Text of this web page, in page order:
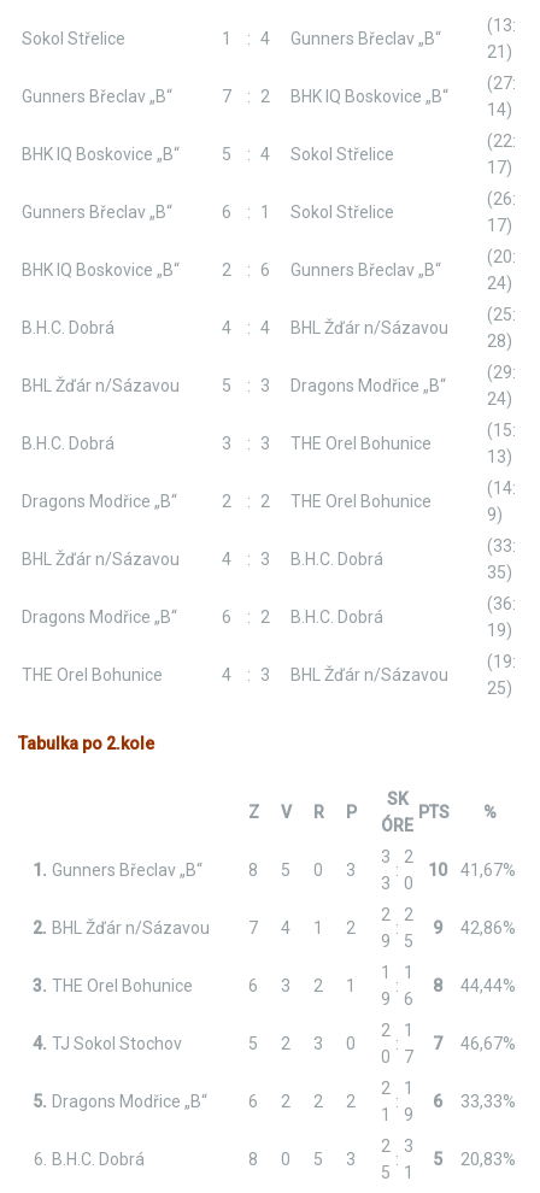
Sokol Střelice 1 : 4 Gunners Břeclav „B“
(13:
21)
Gunners Břeclav „B“ 7 : 2 BHK IQ Boskovice „B“
(27:
14)
BHK IQ Boskovice „B“ 5 : 4 Sokol Střelice
(22:
17)
Gunners Břeclav „B“ 6 : 1 Sokol Střelice
(26:
17)
BHK IQ Boskovice „B“ 2 : 6 Gunners Břeclav „B“
(20:
24)
B.H.C. Dobrá 4 : 4 BHL Žďár n/Sázavou
(25:
28)
BHL Žďár n/Sázavou 5 : 3 Dragons Modřice „B“
(29:
24)
B.H.C. Dobrá 3 : 3 THE Orel Bohunice
(15:
13)
Dragons Modřice „B“ 2 : 2 THE Orel Bohunice
(14:
9)
BHL Žďár n/Sázavou 4 : 3 B.H.C. Dobrá
(33:
35)
Dragons Modřice „B“ 6 : 2 B.H.C. Dobrá
(36:
19)
THE Orel Bohunice 4 : 3 BHL Žďár n/Sázavou
(19:
25)
Tabulka po 2.kole
Z V R P
SK
ÓRE
PTS %
1. Gunners Břeclav „B“ 8 5 0 3
3
3
:
2
0
10 41,67%
2. BHL Žďár n/Sázavou 7 4 1 2
2
9
:
2
5
9 42,86%
3. THE Orel Bohunice 6 3 2 1
1
9
:
1
6
8 44,44%
4. TJ Sokol Stochov 5 2 3 0
2
0
:
1
7
7 46,67%
5. Dragons Modřice „B“ 6 2 2 2
2
1
:
1
9
6 33,33%
6. B.H.C. Dobrá 8 0 5 3
2
5
:
3
1
5 20,83%